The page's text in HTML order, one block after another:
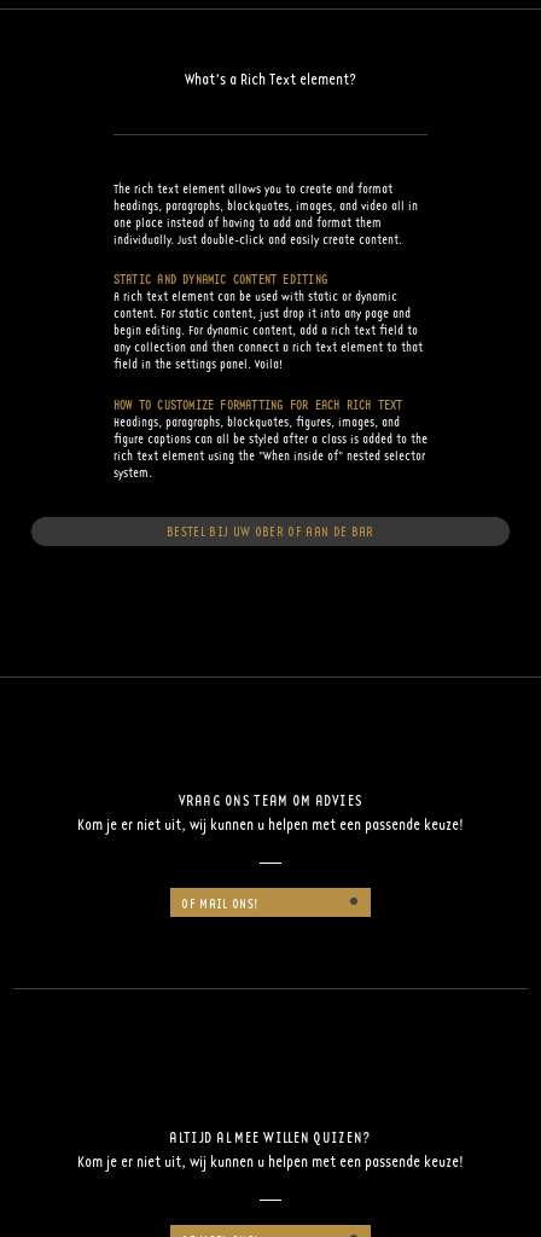
What’s a Rich Text element?
The rich text element allows you to create and format
headings, paragraphs, blockquotes, images, and video all in
one place instead of having to add and format them
individually. Just double-click and easily create content.
STATIC AND DYNAMIC CONTENT EDITING
A rich text element can be used with static or dynamic
content. For static content, just drop it into any page and
begin editing. For dynamic content, add a rich text field to
any collection and then connect a rich text element to that
field in the settings panel. Voila!
HOW TO CUSTOMIZE FORMATTING FOR EACH RICH TEXT
Headings, paragraphs, blockquotes, figures, images, and
figure captions can all be styled after a class is added to the
rich text element using the "When inside of" nested selector
system.
BESTEL BIJ UW OBER OF AAN DE BAR
VRAAG ONS TEAM OM ADVIES
Kom je er niet uit, wij kunnen u helpen met een passende keuze!
OF MAIL ONS!
ALTIJD AL MEE WILLEN QUIZEN?
Kom je er niet uit, wij kunnen u helpen met een passende keuze!